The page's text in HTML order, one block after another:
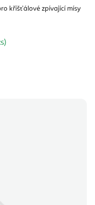
křišťálové zpívající mísy